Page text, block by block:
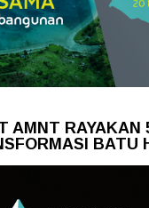
AMNT RAYAKAN
BATU